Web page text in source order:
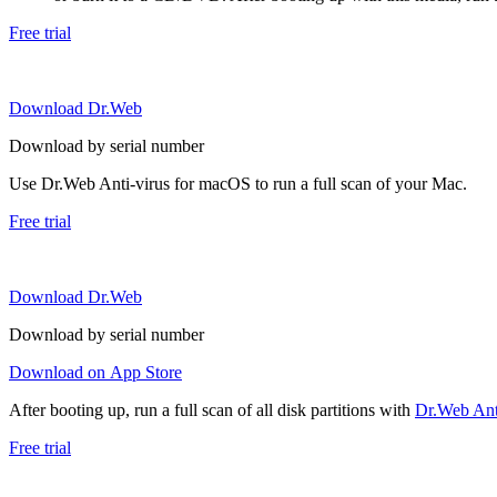
Free trial
Download Dr.Web
Download by serial number
Use Dr.Web Anti-virus for macOS to run a full scan of your Mac.
Free trial
Download Dr.Web
Download by serial number
Download on App Store
After booting up, run a full scan of all disk partitions with Dr.Web
Free trial